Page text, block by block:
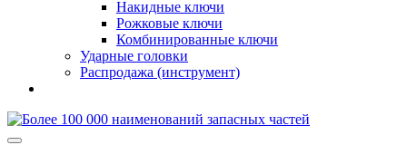
Накидные ключи
Рожковые ключи
Комбинированные ключи
Ударные головки
Распродажа (инструмент)